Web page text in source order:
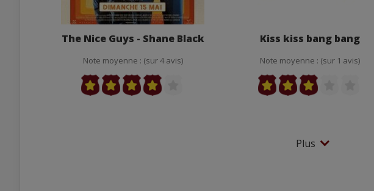
The Nice Guys - Shane Black
Note moyenne : (sur 4 avis)
Kiss kiss bang bang
Note moyenne : (sur 1 avis)
Plus